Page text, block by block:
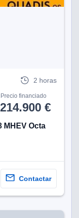
2 horas
Precio financiado
214.900 €
MHEV Octa
Contactar